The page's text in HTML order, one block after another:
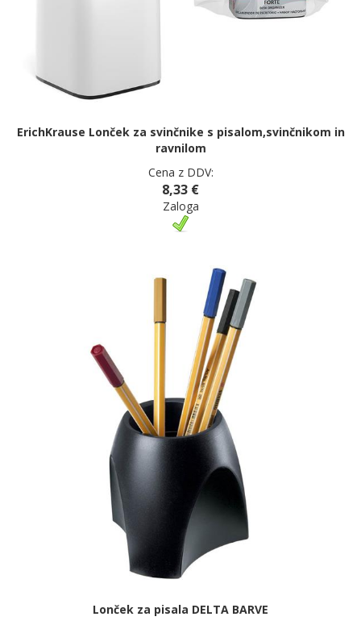
ErichKrause Lonček za svinčnike s pisalom,svinčnikom in
ravnilom
Cena z DDV:
8,33 €
Zaloga
Lonček za pisala DELTA BARVE